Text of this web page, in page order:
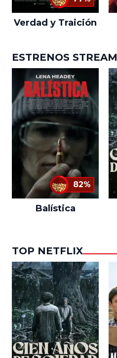
Verdad y Traición
ESTRENOS
82%
Balística
TOP NETFLIX